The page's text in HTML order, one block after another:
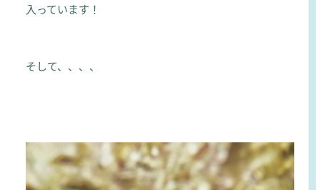
入っています！
そして、、、、